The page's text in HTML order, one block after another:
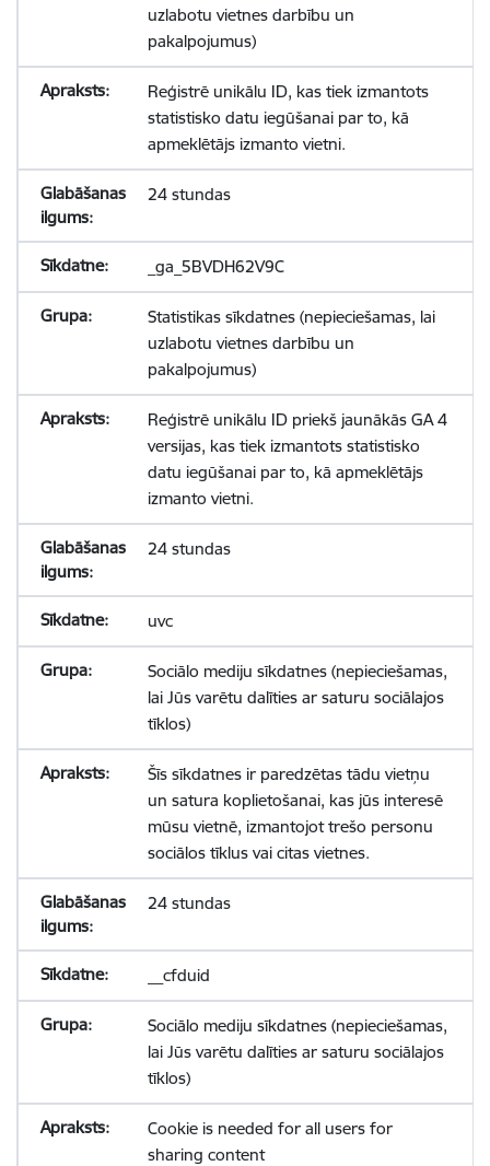
uzlabotu vietnes darbību un
pakalpojumus)
Reģistrē unikālu ID, kas tiek izmantots
statistisko datu iegūšanai par to, kā
apmeklētājs izmanto vietni.
24 stundas
_ga_5BVDH62V9C
Statistikas sīkdatnes (nepieciešamas, lai
uzlabotu vietnes darbību un
pakalpojumus)
Reģistrē unikālu ID priekš jaunākās GA 4
versijas, kas tiek izmantots statistisko
datu iegūšanai par to, kā apmeklētājs
izmanto vietni.
24 stundas
uvc
Sociālo mediju sīkdatnes (nepieciešamas,
lai Jūs varētu dalīties ar saturu sociālajos
tīklos)
Šīs sīkdatnes ir paredzētas tādu vietņu
un satura koplietošanai, kas jūs interesē
mūsu vietnē, izmantojot trešo personu
sociālos tīklus vai citas vietnes.
24 stundas
__cfduid
Sociālo mediju sīkdatnes (nepieciešamas,
lai Jūs varētu dalīties ar saturu sociālajos
tīklos)
Cookie is needed for all users for
sharing content